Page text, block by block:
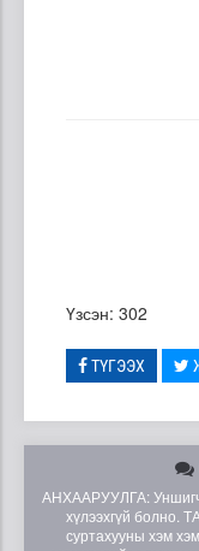
Үзсэн: 302
ТҮГЭЭХ
АНХААРУУЛГА:
хүлээхгүй болно.
суртахууны хэм